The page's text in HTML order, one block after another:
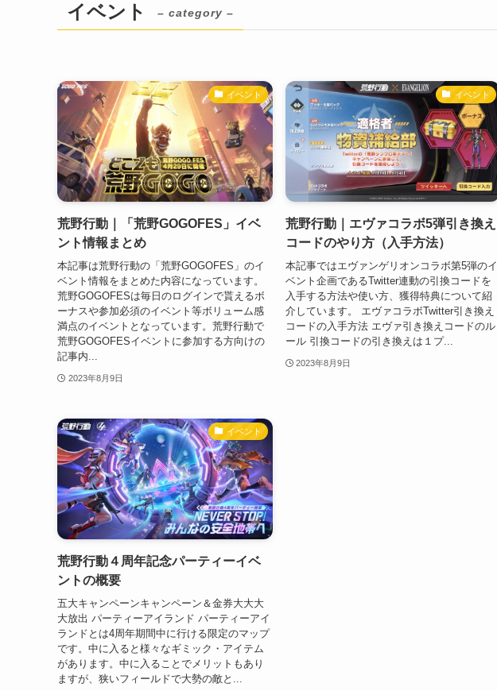
イベント – category –
イベント
荒野行動｜「荒野GOGOFES」イベ
ント情報まとめ
本記事は荒野行動の「荒野GOGOFES」のイ
ベント情報をまとめた内容になっています。
荒野GOGOFESは毎日のログインで貰えるボ
ーナスや参加必須のイベント等ボリューム感
満点のイベントとなっています。荒野行動で
荒野GOGOFESイベントに参加する方向けの
記事内...
2023年8月9日
イベント
荒野行動｜エヴァコラボ5弾引き換え
コードのやり方（入手方法）
本記事ではエヴァンゲリオンコラボ第5弾のイ
ベント企画であるTwitter連動の引換コードを
入手する方法や使い方、獲得特典について紹
介しています。 エヴァコラボTwitter引き換え
コードの入手方法 エヴァ引き換えコードのル
ール 引換コードの引き換えは１プ...
2023年8月9日
イベント
荒野行動４周年記念パーティーイベ
ントの概要
五大キャンペーンキャンペーン＆金券大大大
大放出 パーティーアイランド パーティーアイ
ランドとは4周年期間中に行ける限定のマップ
です。中に入ると様々なギミック・アイテム
があります。中に入ることでメリットもあり
ますが、狭いフィールドで大勢の敵と...